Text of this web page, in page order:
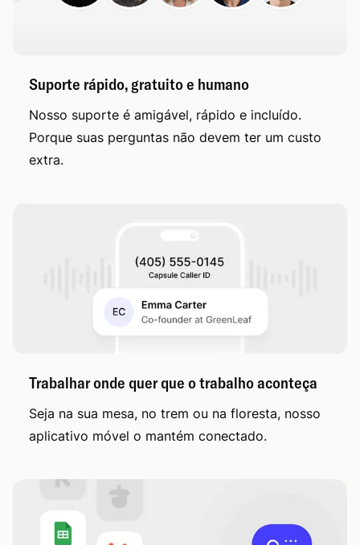
Suporte rápido, gratuito e humano
Nosso suporte é amigável, rápido e incluído.
Porque suas perguntas não devem ter um custo
extra.
Trabalhar onde quer que o trabalho aconteça
Seja na sua mesa, no trem ou na floresta, nosso
aplicativo móvel o mantém conectado.